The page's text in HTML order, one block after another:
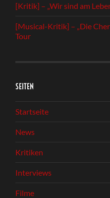
[Kritik] – „Wir sind am
[Musical-Kritik] – „Die
Tour
SEITEN
Startseite
News
Kritiken
Interviews
Filme